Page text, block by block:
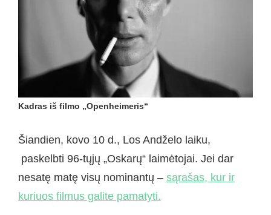
Kadras iš filmo „Openheimeris“
Šiandien, kovo 10 d., Los Andželo laiku,
paskelbti 96-tųjų „Oskarų“ laimėtojai. Jei dar
nesatę matę visų nominantų – sąrašas, kur ir
kuriuos filmus galite pamatyti.